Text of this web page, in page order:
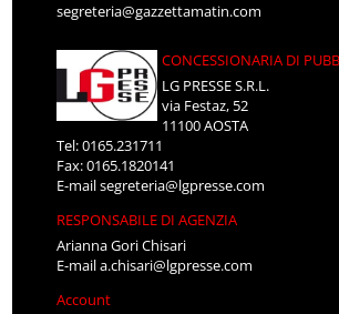
segreteria@gazzettamatin.com
CONCESSIONARIA DI
LG PRESSE S.R.L.
via Festaz, 52
11100 AOSTA
Tel: 0165.231711
Fax: 0165.1820141
E-mailsegreteria@lgpresse.com
RESPONSABILE DI AGENZIA
Arianna Gori Chisari
E-maila.chisari@lgpresse.com
Account